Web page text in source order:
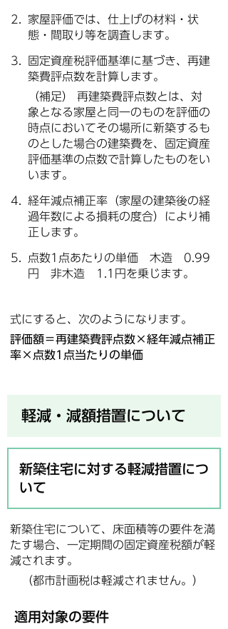
家屋評価では、仕上げの材料・状
態・間取り等を調査します。
固定資産税評価基準に基づき、再建
築費評点数を計算します。
（補足） 再建築費評点数とは、対
象となる家屋と同一のものを評価の
時点においてその場所に新築するも
のとした場合の建築費を、固定資産
評価基準の点数で計算したものをい
います。
経年減点補正率（家屋の建築後の経
過年数による損耗の度合）により補
正します。
点数1点あたりの単価 木造 0.99
円 非木造 1.1円を乗じます。
式にすると、次のようになります。
評価額＝再建築費評点数×経年減点補正
率×点数1点当たりの単価
軽減・減額措置について
新築住宅に対する軽減措置につ
いて
新築住宅について、床面積等の要件を満
たす場合、一定期間の固定資産税額が軽
減されます。
（都市計画税は軽減されません。）
適用対象の要件